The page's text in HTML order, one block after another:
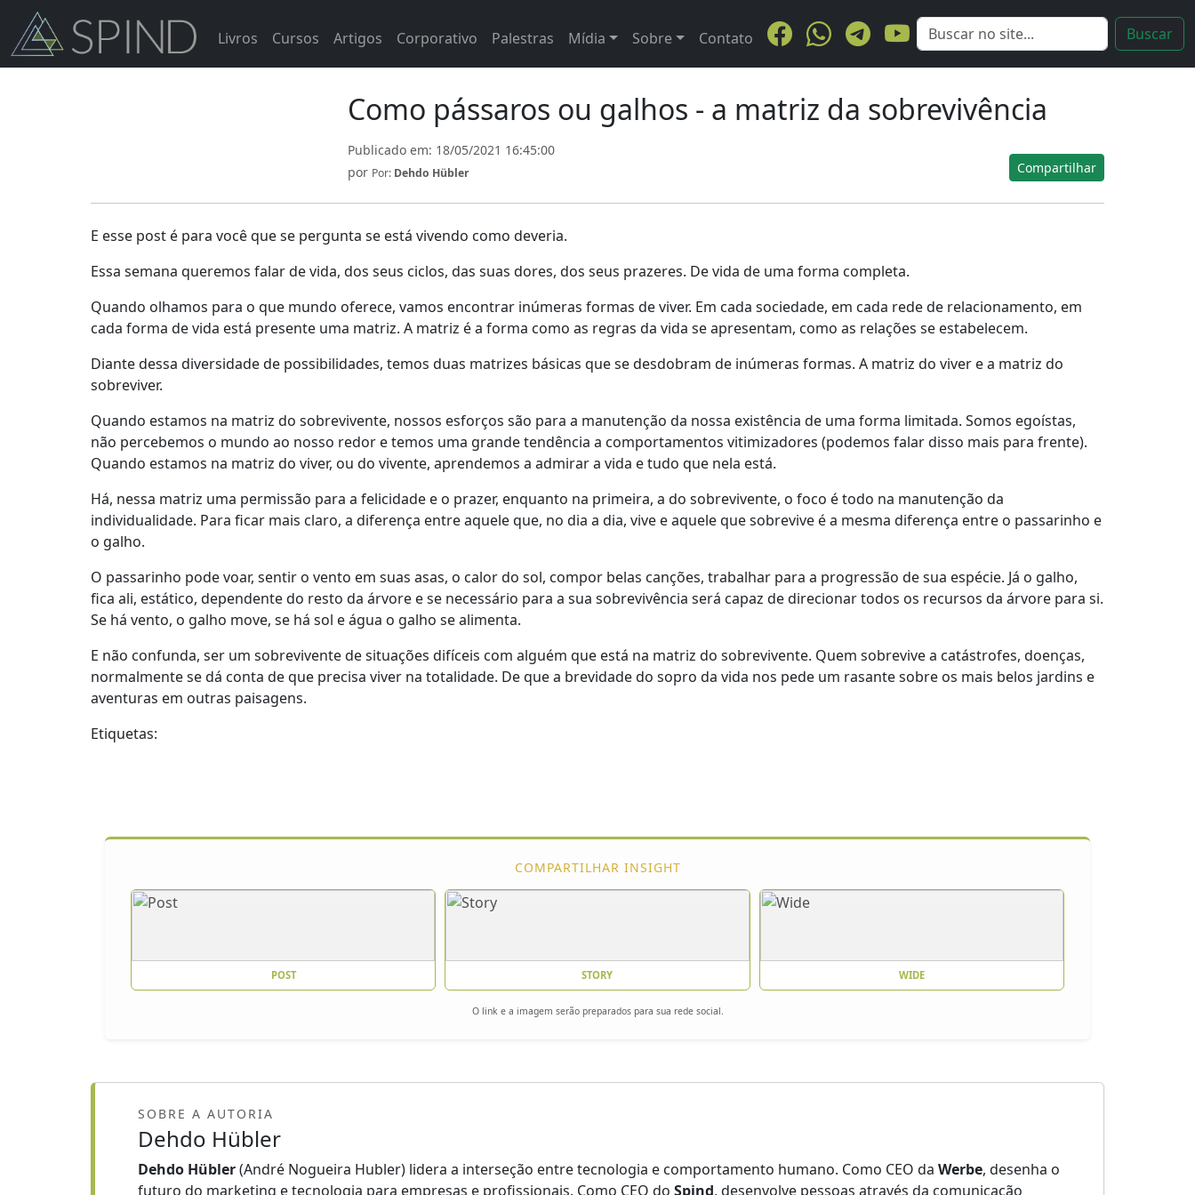
Livros Cursos Artigos Corporativo Palestras Mídia Sobre Contato
Como pássaros ou galhos - a matriz da sobrevivência
Publicado em: 18/05/2021 16:45:00
por Por: Dehdo Hübler Compartilhar
E esse post é para você que se pergunta se está vivendo como deveria.
Essa semana queremos falar de vida, dos seus ciclos, das suas dores, dos seus prazeres. De vida de uma forma completa.
Quando olhamos para o que mundo oferece, vamos encontrar inúmeras formas de viver. Em cada sociedade, em cada rede de relacionamento, em
cada forma de vida está presente uma matriz. A matriz é a forma como as regras da vida se apresentam, como as relações se estabelecem.
Diante dessa diversidade de possibilidades, temos duas matrizes básicas que se desdobram de inúmeras formas. A matriz do viver e a matriz do
sobreviver.
Quando estamos na matriz do sobrevivente, nossos esforços são para a manutenção da nossa existência de uma forma limitada. Somos egoístas,
não percebemos o mundo ao nosso redor e temos uma grande tendência a comportamentos vitimizadores (podemos falar disso mais para frente).
Quando estamos na matriz do viver, ou do vivente, aprendemos a admirar a vida e tudo que nela está.
Há, nessa matriz uma permissão para a felicidade e o prazer, enquanto na primeira, a do sobrevivente, o foco é todo na manutenção da
individualidade. Para ficar mais claro, a diferença entre aquele que, no dia a dia, vive e aquele que sobrevive é a mesma diferença entre o passarinho e
o galho.
O passarinho pode voar, sentir o vento em suas asas, o calor do sol, compor belas canções, trabalhar para a progressão de sua espécie. Já o galho,
fica ali, estático, dependente do resto da árvore e se necessário para a sua sobrevivência será capaz de direcionar todos os recursos da árvore para si.
Se há vento, o galho move, se há sol e água o galho se alimenta.
E não confunda, ser um sobrevivente de situações difíceis com alguém que está na matriz do sobrevivente. Quem sobrevive a catástrofes, doenças,
normalmente se dá conta de que precisa viver na totalidade. De que a brevidade do sopro da vida nos pede um rasante sobre os mais belos jardins e
aventuras em outras paisagens.
Etiquetas:
COMPARTILHAR INSIGHT
POST STORY WIDE
O link e a imagem serão preparados para sua rede social.
SOBRE A AUTORIA
Dehdo Hübler
Dehdo Hübler(André Nogueira Hubler) lidera a interseção entre tecnologia e comportamento humano. Como CEO da Werbe, desenha o
futuro do marketing e tecnologia para empresas e profissionais. Como CEO do Spind, desenvolve pessoas através da comunicação